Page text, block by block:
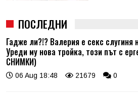
ПОСЛЕДНИ
Гадже ли?!? Валерия е секс слугиня
Уреди му нова тройка, този път с
СНИМКИ)
06 Aug 18:48 21679 0